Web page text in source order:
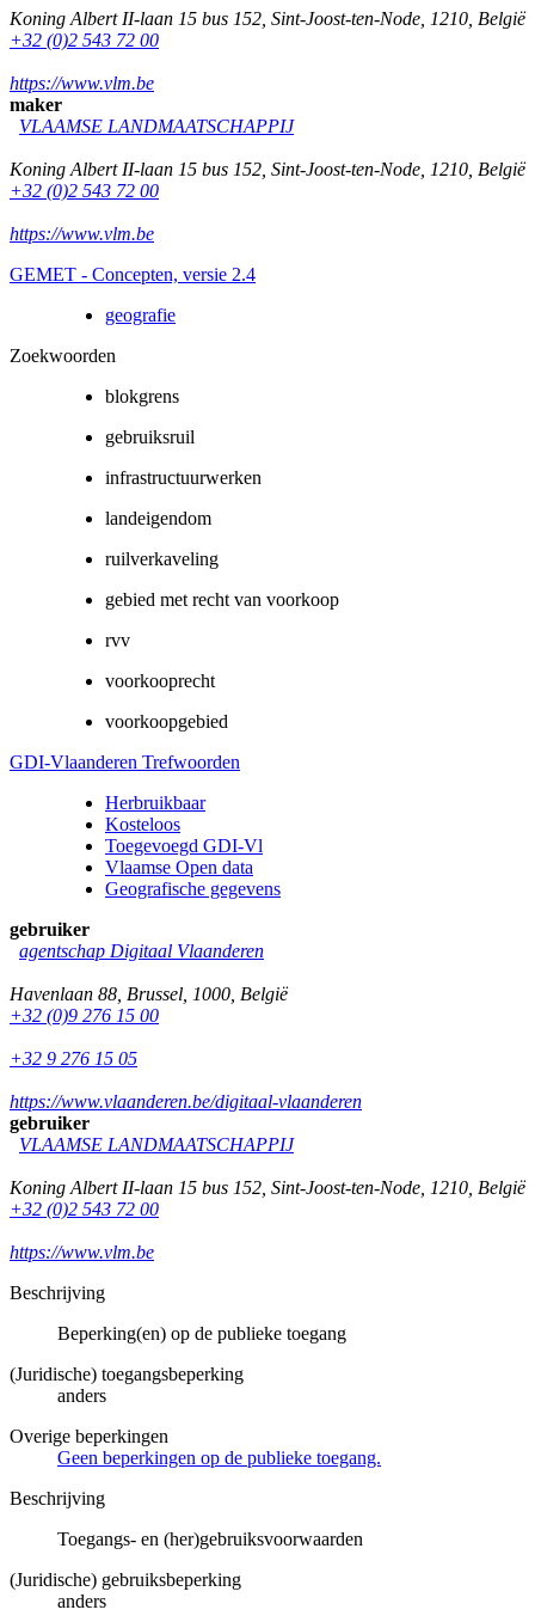
Koning Albert II-laan 15 bus 152 Sint-Joost-ten-Node 1210 België
+32 (0)2 543 72 00
https://www.vlm.be
maker
VLAAMSE LANDMAATSCHAPPIJ
Koning Albert II-laan 15 bus 152 Sint-Joost-ten-Node 1210 België
+32 (0)2 543 72 00
https://www.vlm.be
GEMET - Concepten, versie 2.4
geografie
Zoekwoorden
blokgrens
gebruiksruil
infrastructuurwerken
landeigendom
ruilverkaveling
gebied met recht van voorkoop
rvv
voorkooprecht
voorkoopgebied
GDI-Vlaanderen Trefwoorden
Herbruikbaar
Kosteloos
Toegevoegd GDI-Vl
Vlaamse Open data
Geografische gegevens
gebruiker
agentschap Digitaal Vlaanderen
Havenlaan 88 Brussel 1000 België
+32 (0)9 276 15 00
+32 9 276 15 05
https://www.vlaanderen.be/digitaal-vlaanderen
gebruiker
VLAAMSE LANDMAATSCHAPPIJ
Koning Albert II-laan 15 bus 152 Sint-Joost-ten-Node 1210 België
+32 (0)2 543 72 00
https://www.vlm.be
Beschrijving
Beperking(en) op de publieke toegang
(Juridische) toegangsbeperking
anders
Overige beperkingen
Geen beperkingen op de publieke toegang.
Beschrijving
Toegangs- en (her)gebruiksvoorwaarden
(Juridische) gebruiksbeperking
anders